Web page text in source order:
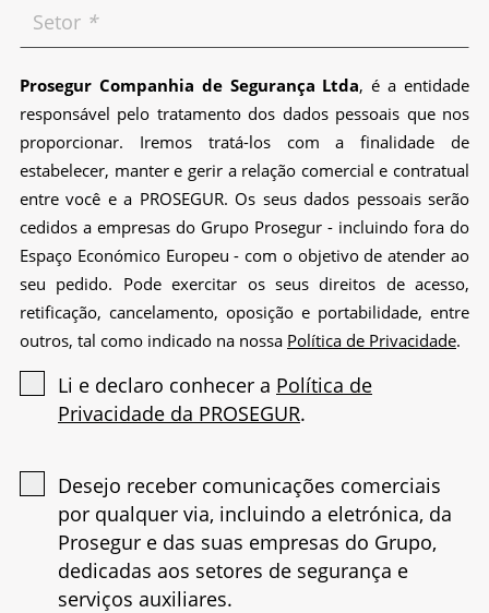
Setor *
Prosegur Companhia de Segurança Ltda, é a entidade
responsável pelo tratamento dos dados pessoais que nos
proporcionar. Iremos tratá-los com a finalidade de
estabelecer, manter e gerir a relação comercial e contratual
entre você e a PROSEGUR. Os seus dados pessoais serão
cedidos a empresas do Grupo Prosegur - incluindo fora do
Espaço Económico Europeu - com o objetivo de atender ao
seu pedido. Pode exercitar os seus direitos de acesso,
retificação, cancelamento, oposição e portabilidade, entre
outros, tal como indicado na nossa Política de Privacidade.
Li e declaro conhecer a Política de
Privacidade da PROSEGUR.
Desejo receber comunicações comerciais
por qualquer via, incluindo a eletrónica, da
Prosegur e das suas empresas do Grupo,
dedicadas aos setores de segurança e
serviços auxiliares.